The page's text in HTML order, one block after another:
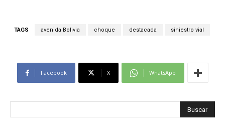
TAGS avenida Bolivia choque destacada siniestro vial
Facebook X WhatsApp